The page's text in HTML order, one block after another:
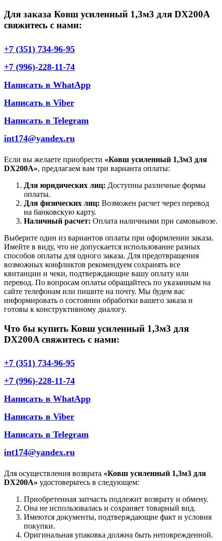
Для заказа Ковш усиленный 1,3м3 для DX200A
свяжитесь с нами:
+7 (351) 734-96-95
+7 (996)-228-11-74
Написать в WhatApp
Написать в Viber
Написать в Telegram
int174@yandex.ru
Если вы желаете приобрести «Ковш усиленный 1,3м3 для
DX200A», предлагаем вам три варианта оплаты:
Для юридических лиц: Доступны различные формы
оплаты.
Для физических лиц: Возможен расчет через перевод
на банковскую карту.
Наличный расчет: Оплата наличными при самовывозе.
Выберите один из вариантов оплаты при оформлении заказа.
Имейте в виду, что не допускается использование разных
способов оплаты для одного заказа. Для предотвращения
возможных конфликтов рекомендуем сохранять все
квитанции и чеки, подтверждающие вашу оплату или
перевод. По вопросам оплаты обращайтесь по указанным на
сайте телефонам или пишите на почту. Мы будем вас
информировать о состоянии обработки вашего заказа и
готовы к конструктивному диалогу.
Что бы купить Ковш усиленный 1,3м3 для
DX200A свяжитесь с нами:
+7 (351) 734-96-95
+7 (996)-228-11-74
Написать в WhatApp
Написать в Viber
Написать в Telegram
int174@yandex.ru
Для осуществления возврата «Ковш усиленный 1,3м3 для
DX200A» удостоверьтесь в следующем:
Приобретенная запчасть подлежит возврату и обмену.
Она не использовалась и сохраняет товарный вид.
Имеются документы, подтверждающие факт и условия
покупки.
Оригинальная упаковка должна быть неповрежденной.